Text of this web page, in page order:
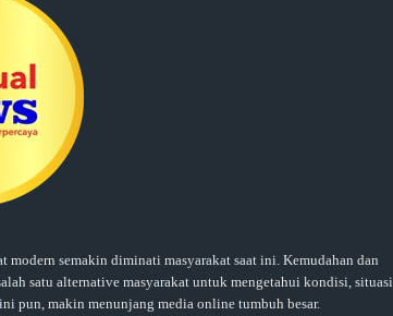
semakin diminati masyarakat saat ini. Kemudahan dan
satu alternative masyarakat untuk mengetahui kondisi, situasi
pun, makin menunjang media online tumbuh besar.